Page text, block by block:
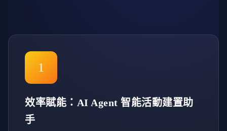
1
效率賦能：AI Agent 智能活動建置助
手